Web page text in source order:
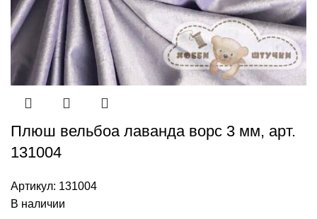
Плюш вельбоа лаванда ворс 3 мм, арт.
131004
Артикул: 131004
В наличии